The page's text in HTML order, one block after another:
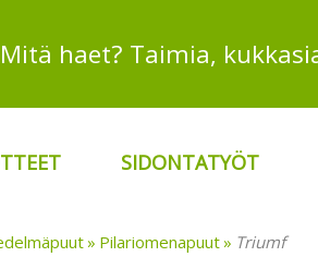
SIDONTATYÖT
Pilariomenapuut Triumf